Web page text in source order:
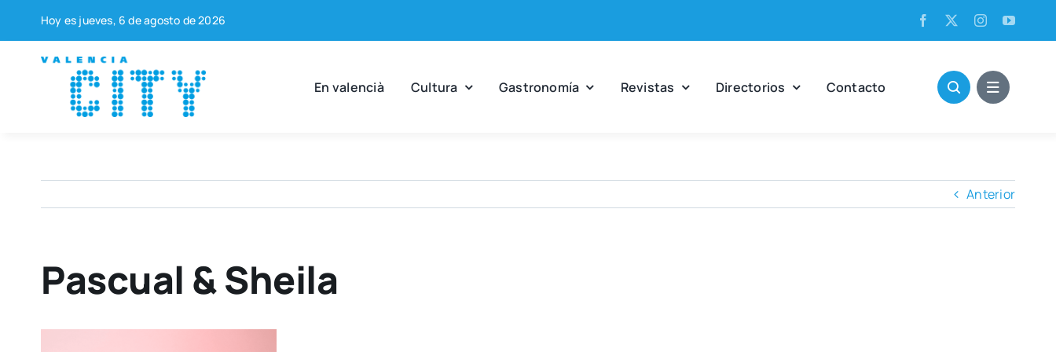
contenido
Hoy es jue­ves, 6 de agos­to de 2026
En valen­cià Cul­tu­ra Gas­tro­no­mía Revis­tas Direc­to­rios Con­tac­to
Anterior
Pascual & Sheila